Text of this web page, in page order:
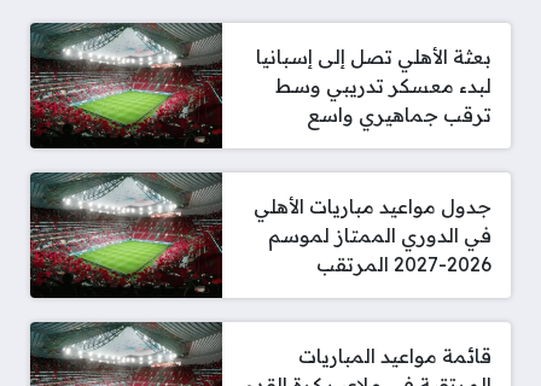
بعثة الأهلي تصل إلى إسبانيا
لبدء معسكر تدريبي وسط
ترقب جماهيري واسع
جدول مواعيد مباريات الأهلي
في الدوري الممتاز لموسم
2026-2027 المرتقب
قائمة مواعيد المباريات